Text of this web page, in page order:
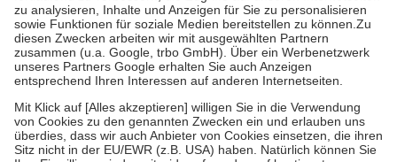
Bei Heilmitteln und häuslicher Krankenpflege beträgt die
Zuzahlung zehn Prozent der Kosten sowie zehn Euro je
Verordnung.
Um das Engagement der Versicherten für ihre eigene Gesundheit zu
stärken und die besondere Stellung der Familie zu unterstützen,
fallenkeine Zuzahlungenan bei:
• Kindern und Jugendlichen bis zum vollendeten 18. Lebensjahr
mit Ausnahme der Fahrkosten